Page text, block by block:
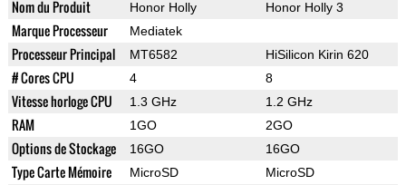
Nom du Produit Honor Holly Honor Holly 3
Marque Processeur Mediatek
Processeur Principal MT6582 HiSilicon Kirin 620
# Cores CPU 4 8
Vitesse horloge CPU 1.3 GHz 1.2 GHz
RAM 1GO 2GO
Options de Stockage 16GO 16GO
Type Carte Mémoire MicroSD MicroSD